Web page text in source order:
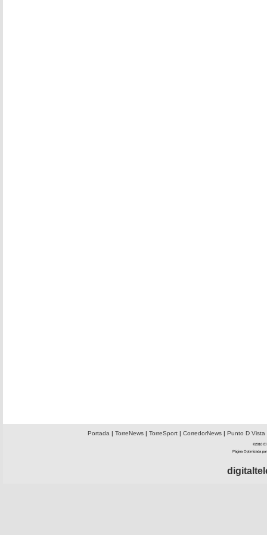
Portada | TorreNews| TorreSport| CorredorNews| Punto D Vista
©2010 El
Página Optimizada